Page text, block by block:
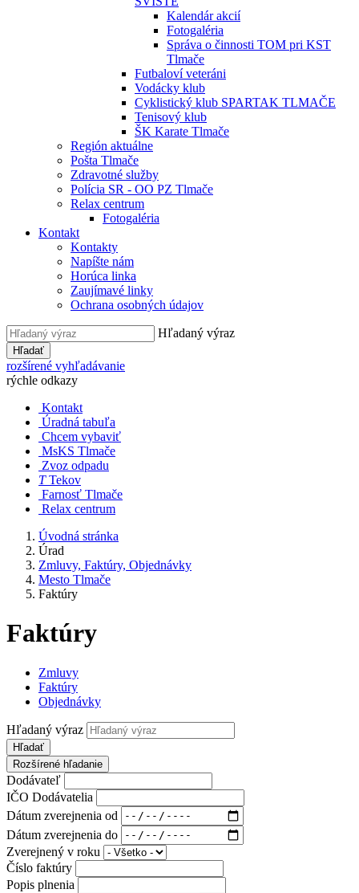
Kalendár akcií
Fotogaléria
Správa o činnosti TOM pri KST
Tlmače
Futbaloví veteráni
Vodácky klub
Cyklistický klub SPARTAK TLMAČE
Tenisový klub
ŠK Karate Tlmače
Región aktuálne
Pošta Tlmače
Zdravotné služby
Polícia SR - OO PZ Tlmače
Relax centrum
Fotogaléria
Kontakt
Kontakty
Napíšte nám
Horúca linka
Zaujímavé linky
Ochrana osobných údajov
Hľadaný výraz
Hľadať
rozšírené vyhľadávanie
rýchle odkazy
Kontakt
Úradná tabuľa
Chcem vybaviť
MsKS Tlmače
Zvoz odpadu
T Tekov
Farnosť Tlmače
Relax centrum
Úvodná stránka
Úrad
Zmluvy, Faktúry, Objednávky
Mesto Tlmače
Faktúry
Faktúry
Zmluvy
Faktúry
Objednávky
Hľadaný výraz
Hľadať
Rozšírené hľadanie
Dodávateľ
IČO Dodávatelia
Dátum zverejnenia od
Dátum zverejnenia do
Zverejnený v roku
Číslo faktúry
Popis plnenia